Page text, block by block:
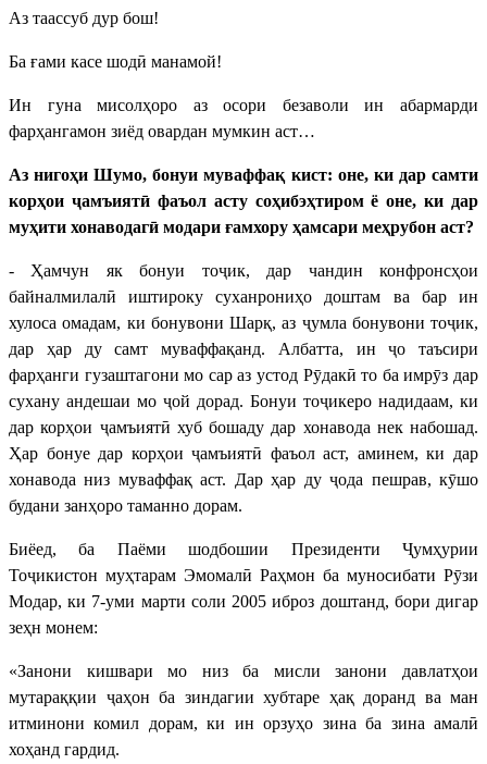
Аз таассуб дур бош!
Ба ғами касе шодӣ манамой!
Ин гуна мисолҳоро аз осори безаволи ин абармарди
фарҳангамон зиёд овардан мумкин аст…
Аз нигоҳи Шумо, бонуи муваффақ кист: оне, ки дар самти
корҳои ҷамъиятӣ фаъол асту соҳибэҳтиром ё оне, ки дар
муҳити хонаводагӣ модари ғамхору ҳамсари меҳрубон аст?
- Ҳамчун як бонуи тоҷик, дар чандин конфронсҳои
байналмилалӣ иштироку суханрониҳо доштам ва бар ин
хулоса омадам, ки бонувони Шарқ, аз ҷумла бонувони тоҷик,
дар ҳар ду самт муваффақанд. Албатта, ин ҷо таъсири
фарҳанги гузаштагони мо сар аз устод Рӯдакӣ то ба имрӯз дар
сухану андешаи мо ҷой дорад. Бонуи тоҷикеро надидаам, ки
дар корҳои ҷамъиятӣ хуб бошаду дар хонавода нек набошад.
Ҳар бонуе дар корҳои ҷамъиятӣ фаъол аст, аминем, ки дар
хонавода низ муваффақ аст. Дар ҳар ду ҷода пешрав, кӯшо
будани занҳоро таманно дорам.
Биёед, ба Паёми шодбошии Президенти Ҷумҳурии
Тоҷикистон муҳтарам Эмомалӣ Раҳмон ба муносибати Рӯзи
Модар, ки 7-уми марти соли 2005 иброз доштанд, бори дигар
зеҳн монем:
«Занони кишвари мо низ ба мисли занони давлатҳои
мутараққии ҷаҳон ба зиндагии хубтаре ҳақ доранд ва ман
итминони комил дорам, ки ин орзуҳо зина ба зина амалӣ
хоҳанд гардид.